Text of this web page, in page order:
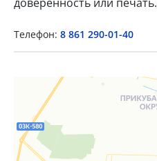
Телефон: 8 861 290-01-40